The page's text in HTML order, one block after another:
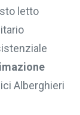
letto
Alberghieri